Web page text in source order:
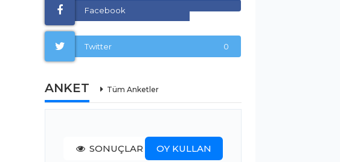
Facebook
Twitter 0
ANKET Tüm Anketler
SONUÇLAR OY KULLAN